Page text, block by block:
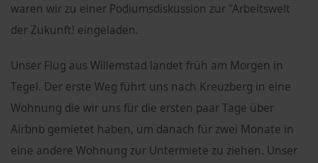
waren wir zu einer Podiumsdiskussion zur "Arbeitswelt
der Zukunft! eingeladen.
Unser Flug aus Willemstad landet früh am Morgen in
Tegel. Der erste Weg führt uns nach Kreuzberg in eine
Wohnung die wir uns für die ersten paar Tage über
Airbnb gemietet haben, um danach für zwei Monate in
eine andere Wohnung zur Untermiete zu ziehen. Unser